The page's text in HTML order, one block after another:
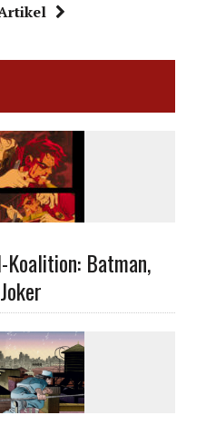
Batman,